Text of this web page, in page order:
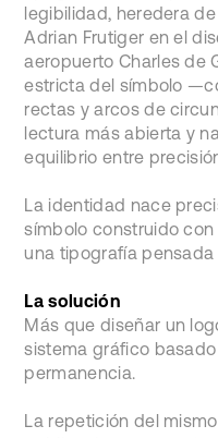
legibilidad, heredera
Adrian Frutiger en el
aeropuerto Charles de
estricta del símbolo
rectas y arcos de
lectura más abierta y
equilibrio entre
La identidad nace
símbolo construido
una tipografía
La solución
Más que diseñar un
sistema gráfico
permanencia.
La repetición del